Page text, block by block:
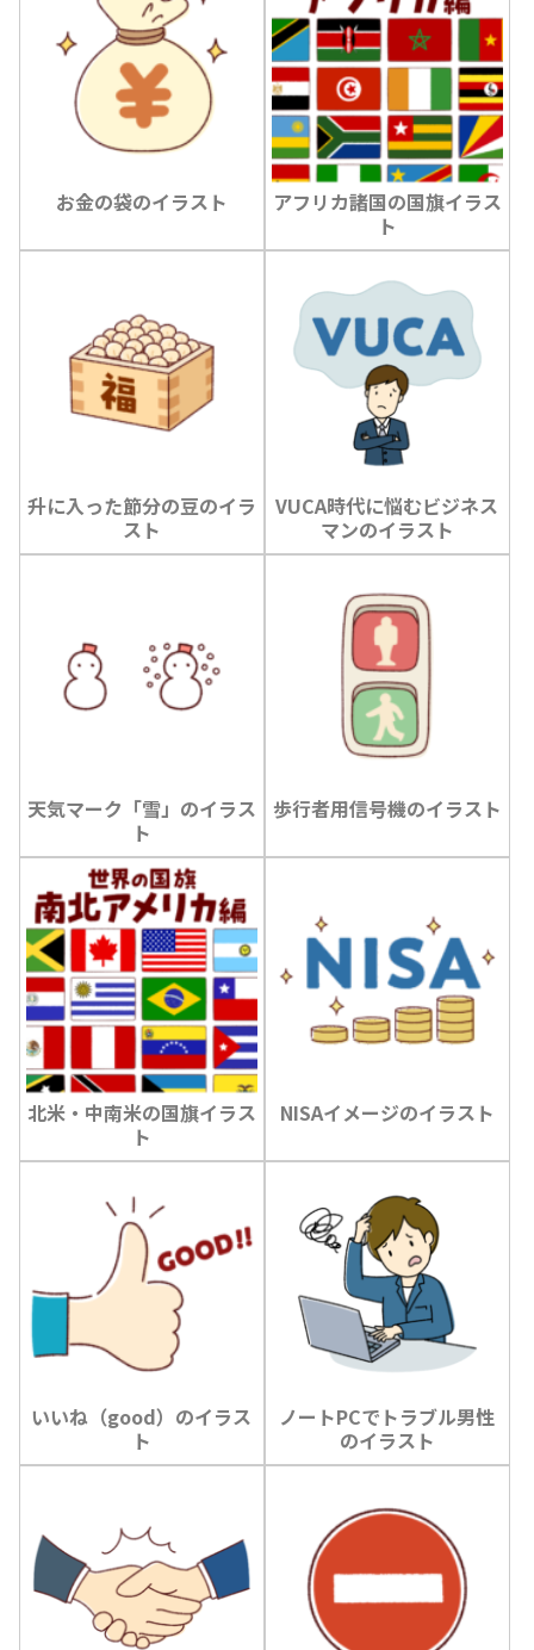
お金の袋のイラスト
アフリカ諸国の国旗イラス
ト
升に入った節分の豆のイラ
スト
VUCA時代に悩むビジネス
マンのイラスト
天気マーク「雪」のイラス
ト
歩行者用信号機のイラスト
北米・中南米の国旗イラス
ト
NISAイメージのイラスト
いいね（good）のイラス
ト
ノートPCでトラブル男性
のイラスト